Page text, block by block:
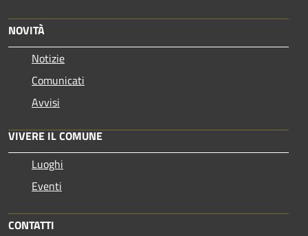
NOVITÀ
Notizie
Comunicati
Avvisi
VIVERE IL COMUNE
Luoghi
Eventi
CONTATTI